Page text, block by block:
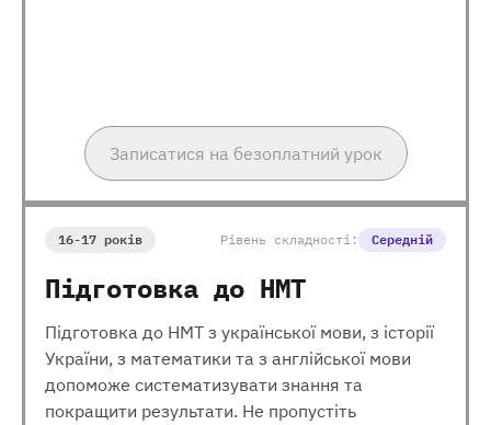
Записатися на безоплатний урок
16-17 років Рівень складності: Середній
Підготовка до НМТ
Підготовка до НМТ з української мови, з історії
України, з математики та з англійської мови
допоможе систематизувати знання та
покращити результати. Не пропустіть